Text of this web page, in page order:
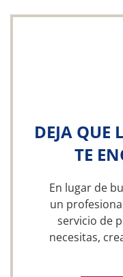
DEJA QUE
TE
En lugar de
un
servicio de
necesitas,